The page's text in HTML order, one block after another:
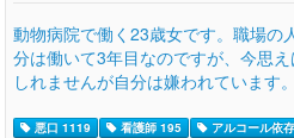
動物病院で働く23歳女です。職場の
分は働いて3年目なのですが、今思
しれませんが自分は嫌われています
悪口 1119 看護師 195 アルコール依